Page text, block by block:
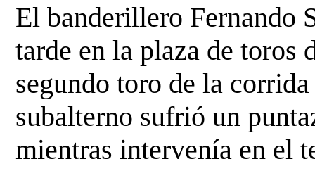
El banderillero Fernando
tarde en la plaza de toros
segundo toro de la
subalterno sufrió un
mientras intervenía en el